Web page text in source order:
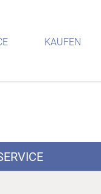
KAUFEN